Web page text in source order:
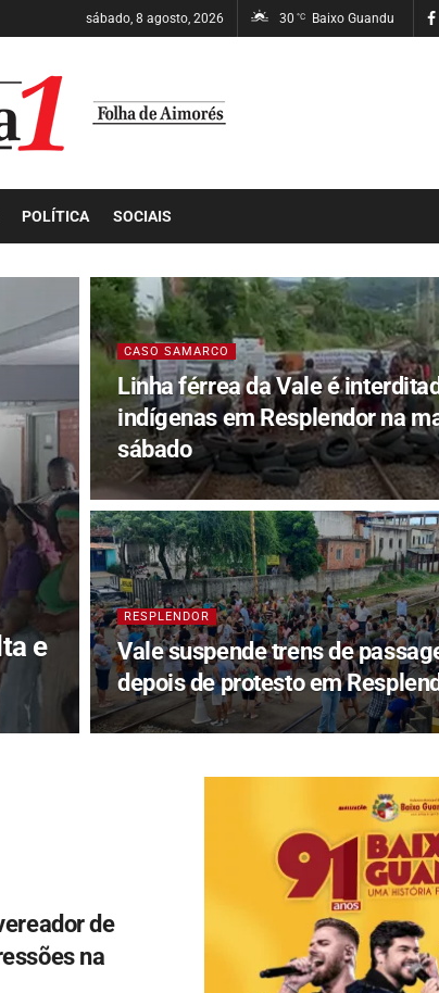
sábado, 8 agosto, 2026 30 °C Baixo Guandu
POLÍTICA SOCIAIS
e
CASO SAMARCO
Linha férrea da Vale é
indígenas em Resplendor na
sábado
RESPLENDOR
Vale suspende trens de
depois de protesto em
de
na